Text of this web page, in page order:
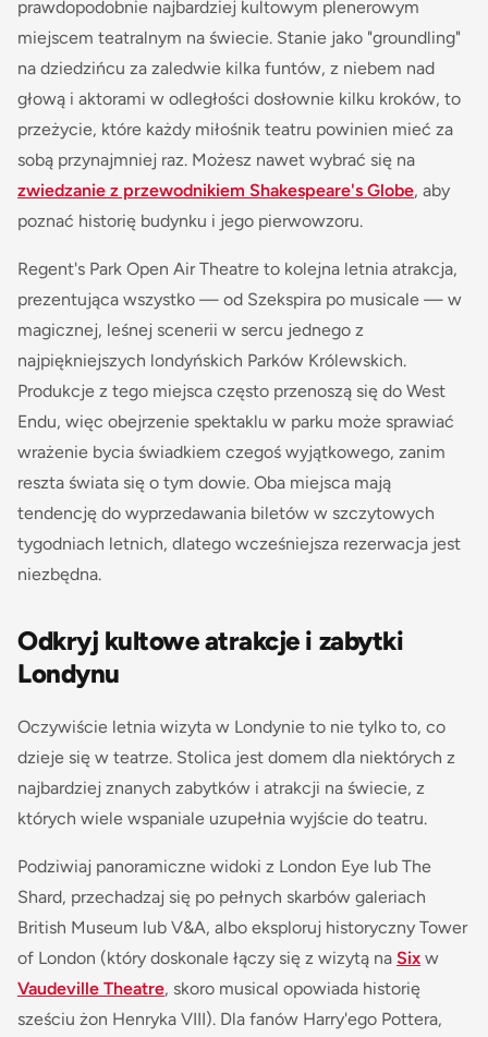
prawdopodobnie najbardziej kultowym plenerowym
miejscem teatralnym na świecie. Stanie jako "groundling"
na dziedzińcu za zaledwie kilka funtów, z niebem nad
głową i aktorami w odległości dosłownie kilku kroków, to
przeżycie, które każdy miłośnik teatru powinien mieć za
sobą przynajmniej raz. Możesz nawet wybrać się na
zwiedzanie z przewodnikiem Shakespeare's Globe, aby
poznać historię budynku i jego pierwowzoru.
Regent's Park Open Air Theatre to kolejna letnia atrakcja,
prezentująca wszystko — od Szekspira po musicale — w
magicznej, leśnej scenerii w sercu jednego z
najpiękniejszych londyńskich Parków Królewskich.
Produkcje z tego miejsca często przenoszą się do West
Endu, więc obejrzenie spektaklu w parku może sprawiać
wrażenie bycia świadkiem czegoś wyjątkowego, zanim
reszta świata się o tym dowie. Oba miejsca mają
tendencję do wyprzedawania biletów w szczytowych
tygodniach letnich, dlatego wcześniejsza rezerwacja jest
niezbędna.
Odkryj kultowe atrakcje i zabytki
Londynu
Oczywiście letnia wizyta w Londynie to nie tylko to, co
dzieje się w teatrze. Stolica jest domem dla niektórych z
najbardziej znanych zabytków i atrakcji na świecie, z
których wiele wspaniale uzupełnia wyjście do teatru.
Podziwiaj panoramiczne widoki z London Eye lub The
Shard, przechadzaj się po pełnych skarbów galeriach
British Museum lub V&A, albo eksploruj historyczny Tower
of London (który doskonale łączy się z wizytą na Six w
Vaudeville Theatre, skoro musical opowiada historię
sześciu żon Henryka VIII). Dla fanów Harry'ego Pottera,